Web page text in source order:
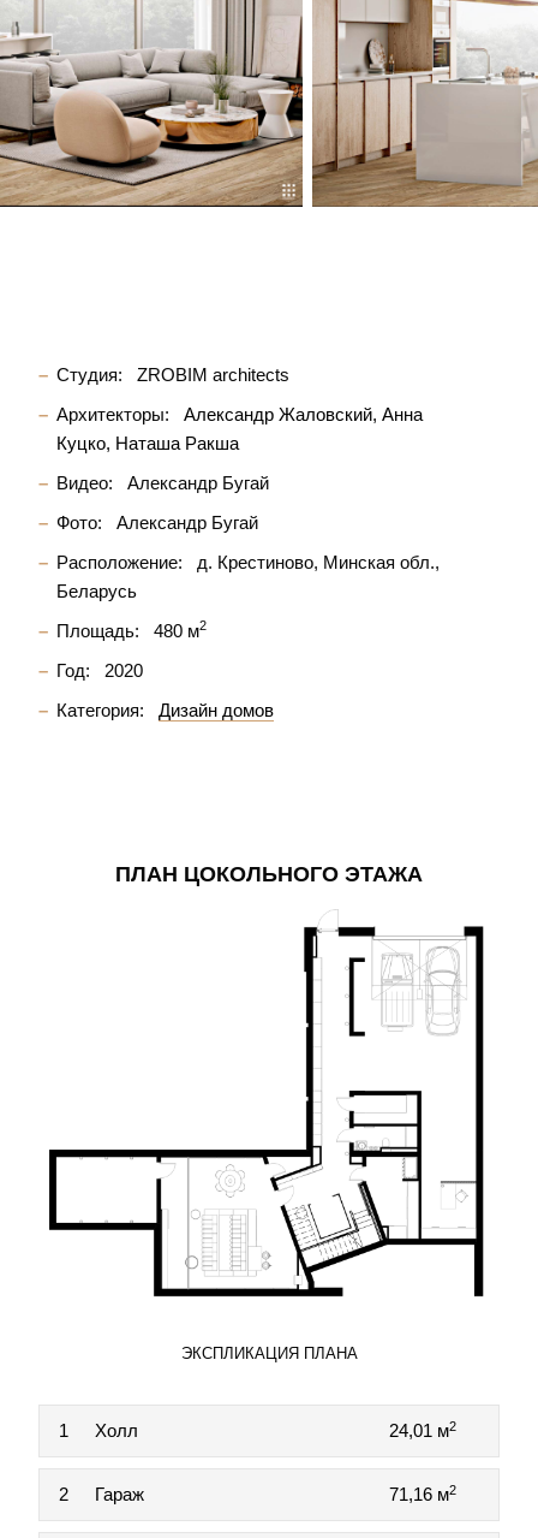
Студия:
ZROBIM architects
Архитекторы:
Александр Жаловский Анна
Куцко Наташа Ракша
Видео:
Александр Бугай
Фото:
Александр Бугай
Расположение:
д. Крестиново, Минская обл.,
Беларусь
Площадь:
480 м2
Год:
2020
Категория:
Дизайн домов
ПЛАН ЦОКОЛЬНОГО ЭТАЖА
ЭКСПЛИКАЦИЯ ПЛАНА
1 Холл 24,01 м2
2 Гараж 71,16 м2